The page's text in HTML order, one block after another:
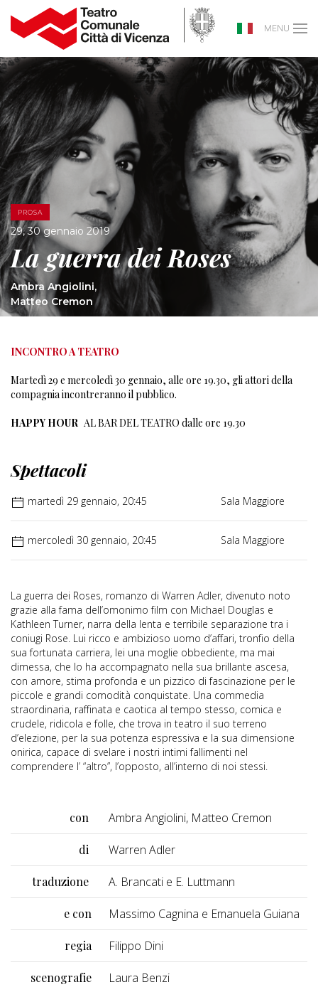
MENU
PROSA
29, 30 gennaio 2019
La guerra dei Roses
Ambra Angiolini,
Matteo Cremon
INCONTRO A TEATRO
Martedì 29 e mercoledì 30 gennaio, alle ore 19.30, gli attori della
compagnia incontreranno il pubblico.
HAPPY HOUR AL BAR DEL TEATRO dalle ore 19.30
Spettacoli
martedì 29 gennaio, 20:45 Sala Maggiore
mercoledì 30 gennaio, 20:45 Sala Maggiore
La guerra dei Roses, romanzo di Warren Adler, divenuto noto
grazie alla fama dell’omonimo film con Michael Douglas e
Kathleen Turner, narra della lenta e terribile separazione tra i
coniugi Rose. Lui ricco e ambizioso uomo d’affari, tronfio della
sua fortunata carriera, lei una moglie obbediente, ma mai
dimessa, che lo ha accompagnato nella sua brillante ascesa,
con amore, stima profonda e un pizzico di fascinazione per le
piccole e grandi comodità conquistate. Una commedia
straordinaria, raffinata e caotica al tempo stesso, comica e
crudele, ridicola e folle, che trova in teatro il suo terreno
d’elezione, per la sua potenza espressiva e la sua dimensione
onirica, capace di svelare i nostri intimi fallimenti nel
comprendere l’ “altro”, l’opposto, all’interno di noi stessi.
con Ambra Angiolini, Matteo Cremon
di Warren Adler
traduzione A. Brancati e E. Luttmann
e con Massimo Cagnina e Emanuela Guiana
regia Filippo Dini
scenografie Laura Benzi